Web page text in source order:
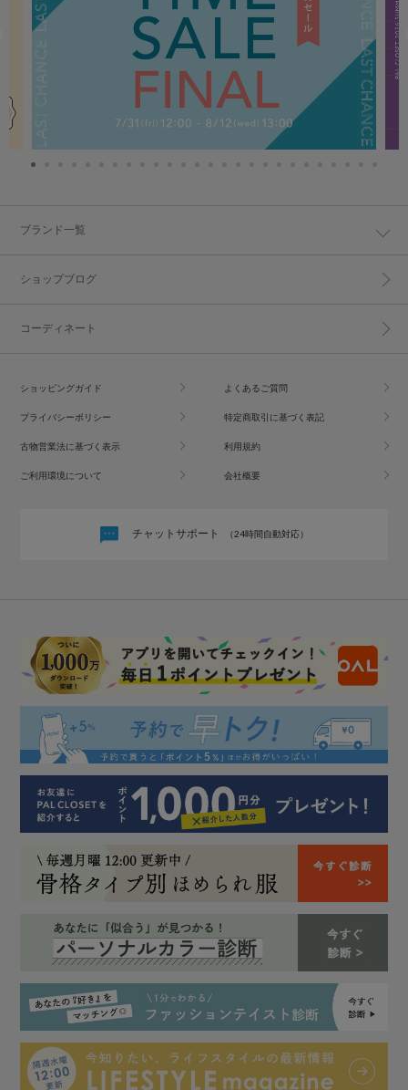
ブランド一覧
ショップブログ
コーディネート
ショッピングガイド よくあるご質問
プライバシーポリシー 特定商取引に基づく表記
古物営業法に基づく表示 利用規約
ご利用環境について 会社概要
チャットサポート （24時間自動対応）